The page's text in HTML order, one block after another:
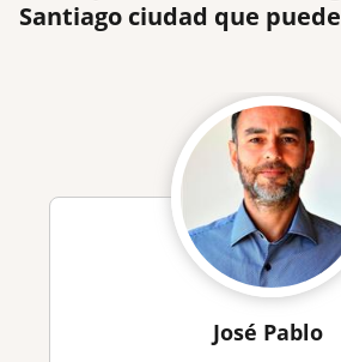
Santiago ciudad que
José Pablo